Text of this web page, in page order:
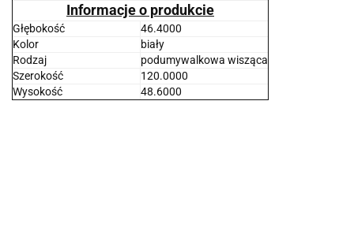
Informacje o produkcie
Głębokość
46.4000
Kolor
biały
Rodzaj
podumywalkowa wisząca
Szerokość
120.0000
Wysokość
48.6000